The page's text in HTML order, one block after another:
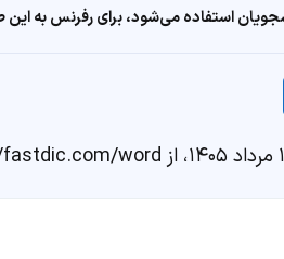
استفاده می‌شود، برای رفرنس به این